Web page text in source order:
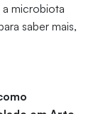
microbiota
saber mais,